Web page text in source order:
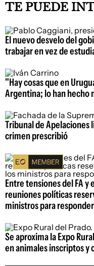
TE PUEDE
El nuevo desvelo del
trabajar en vez de
"Hay cosas que en
Argentina; lo han hecho
Tribunal de Apelaciones
crimen prescribió
Entre tensiones del FA y
reuniones políticas
ministros para
Se aproxima la Expo
en animales inscriptos y